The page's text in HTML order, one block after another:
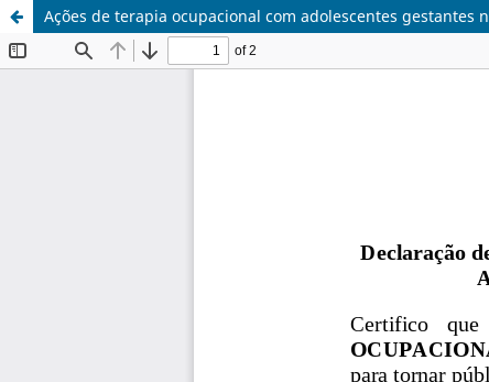
Ações de terapia ocupacional com adolescentes